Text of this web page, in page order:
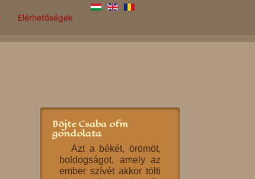
Elérhetőségek
Böjte Csaba ofm
gondolata
Azt a békét, örömöt,
boldogságot, amely az
ember szívét akkor tölti